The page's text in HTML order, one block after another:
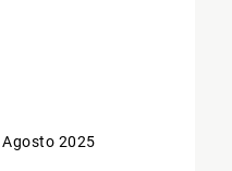
2025